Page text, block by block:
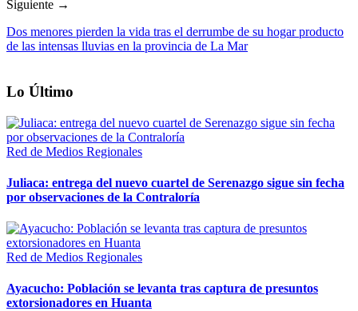
Siguiente →
Dos menores pierden la vida tras el derrumbe de su hogar producto
de las intensas lluvias en la provincia de La Mar
Lo Último
Red de Medios Regionales
Juliaca: entrega del nuevo cuartel de Serenazgo sigue sin fecha
por observaciones de la Contraloría
Red de Medios Regionales
Ayacucho: Población se levanta tras captura de presuntos
extorsionadores en Huanta